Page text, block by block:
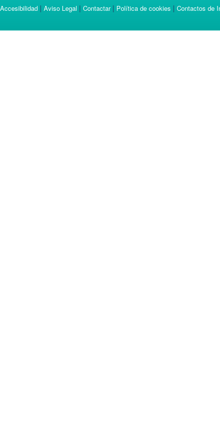
Accesibilidad | Aviso Legal | Contactar| Política de cookies | Contactos de